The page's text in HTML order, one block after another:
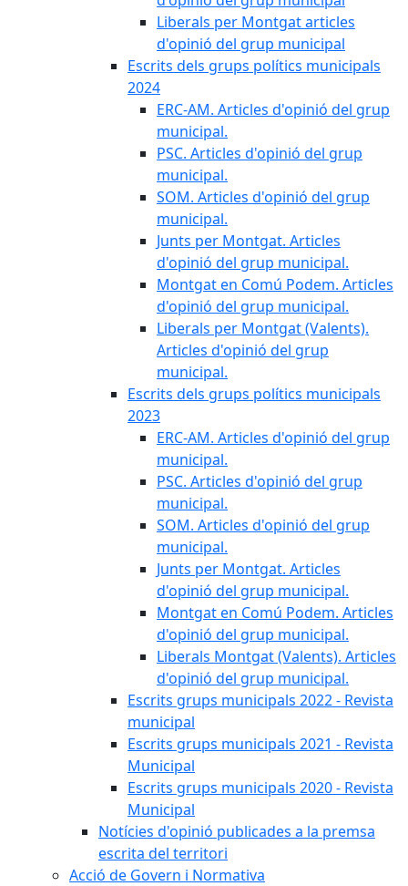
Liberals per Montgat articles
d'opinió del grup municipal
Escrits dels grups polítics municipals
2024
ERC-AM. Articles d'opinió del grup
municipal.
PSC. Articles d'opinió del grup
municipal.
SOM. Articles d'opinió del grup
municipal.
Junts per Montgat. Articles
d'opinió del grup municipal.
Montgat en Comú Podem. Articles
d'opinió del grup municipal.
Liberals per Montgat (Valents).
Articles d'opinió del grup
municipal.
Escrits dels grups polítics municipals
2023
ERC-AM. Articles d'opinió del grup
municipal.
PSC. Articles d'opinió del grup
municipal.
SOM. Articles d'opinió del grup
municipal.
Junts per Montgat. Articles
d'opinió del grup municipal.
Montgat en Comú Podem. Articles
d'opinió del grup municipal.
Liberals Montgat (Valents). Articles
d'opinió del grup municipal.
Escrits grups municipals 2022 - Revista
municipal
Escrits grups municipals 2021 - Revista
Municipal
Escrits grups municipals 2020 - Revista
Municipal
Notícies d'opinió publicades a la premsa
escrita del territori
Acció de Govern i Normativa